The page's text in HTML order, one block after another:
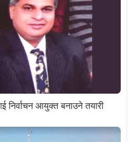
निर्वाचन आयुक्त बनाउने तयारी